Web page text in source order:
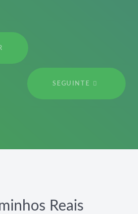
SEGUINTE
Reais